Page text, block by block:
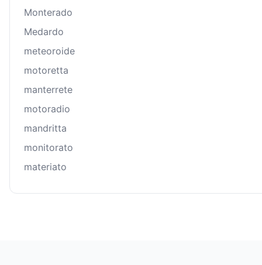
Monterado
Medardo
meteoroide
motoretta
manterrete
motoradio
mandritta
monitorato
materiato